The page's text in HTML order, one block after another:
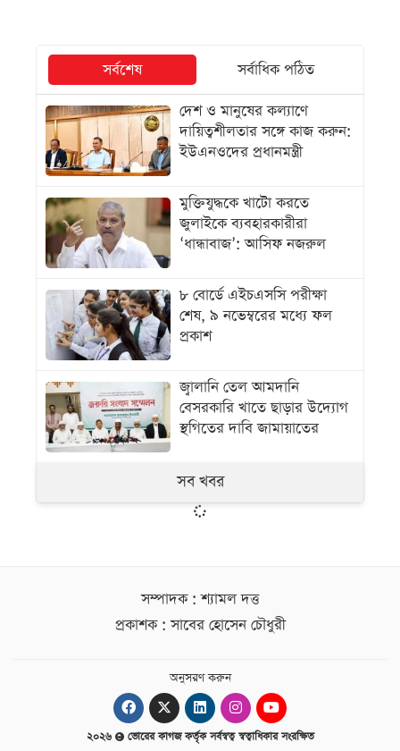
সর্বশেষ
সর্বাধিক পঠিত
দেশ ও মানুষের কল্যাণে
দায়িত্বশীলতার সঙ্গে কাজ করুন:
ইউএনওদের প্রধানমন্ত্রী
মুক্তিযুদ্ধকে খাটো করতে
জুলাইকে ব্যবহারকারীরা
‘ধান্ধাবাজ’: আসিফ নজরুল
৮ বোর্ডে এইচএসসি পরীক্ষা
শেষ, ৯ নভেম্বরের মধ্যে ফল
প্রকাশ
জ্বালানি তেল আমদানি
বেসরকারি খাতে ছাড়ার উদ্যোগ
স্থগিতের দাবি জামায়াতের
সব খবর
সম্পাদক : শ্যামল দত্ত
প্রকাশক : সাবের হোসেন চৌধুরী
অনুসরণ করুন
২০২৬ ভোরের কাগজ কর্তৃক সর্বস্বত্ব স্বত্বাধিকার সংরক্ষিত